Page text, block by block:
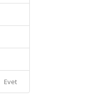
Evet